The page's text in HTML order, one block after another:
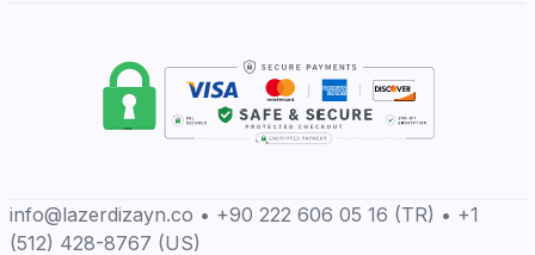
info@lazerdizayn.co • +90 222 606 05 16 (TR) • +1
(512) 428-8767 (US)